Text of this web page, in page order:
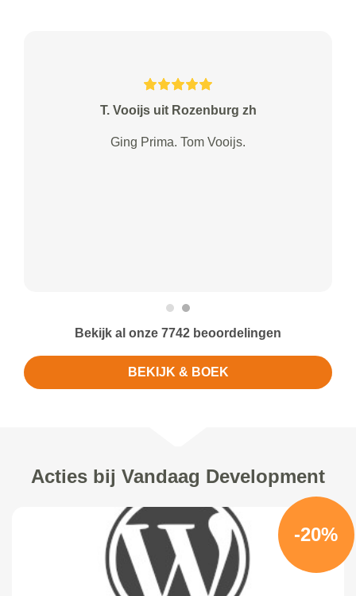
T. Vooijs uit Rozenburg zh
Ging Prima. Tom Vooijs.
Bekijk al onze 7742 beoordelingen
BEKIJK & BOEK
Acties bij Vandaag Development
-20%